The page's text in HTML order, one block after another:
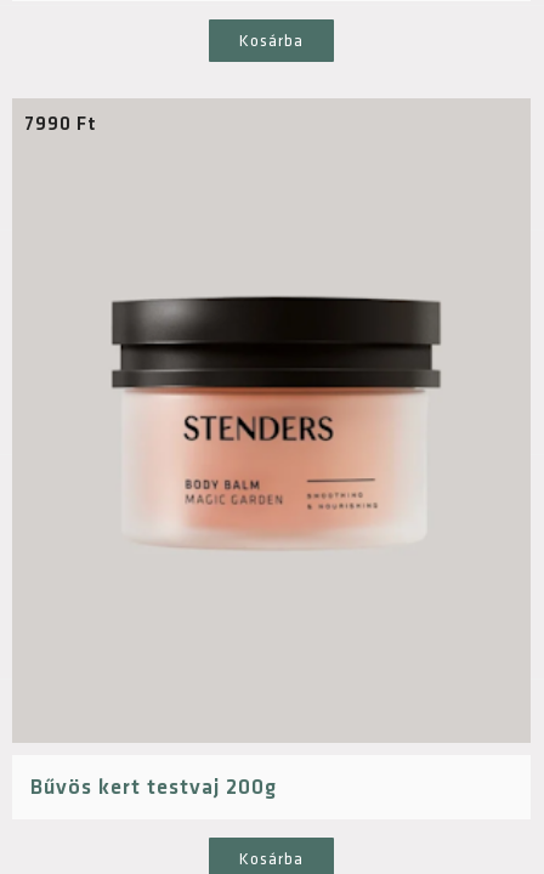
Kosárba
7990 Ft
Bűvös kert testvaj 200g
Kosárba